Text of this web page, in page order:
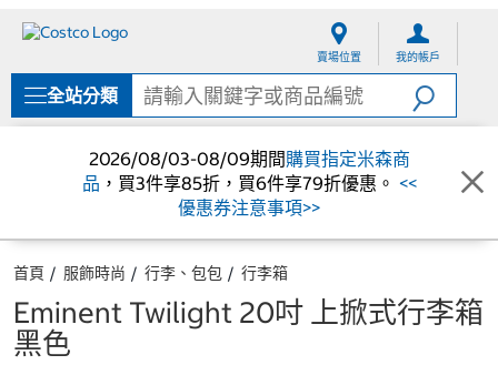
單
賣場位置 我的帳戶
全站分類
2026/08/03-08/09期間購買指定米森商
品 ，買3件享85折，買6件享79折優惠。 <<
優惠券注意事項>>
首頁 服飾時尚 行李、包包 行李箱
Eminent Twilight 20吋 上掀式行李箱
黑色